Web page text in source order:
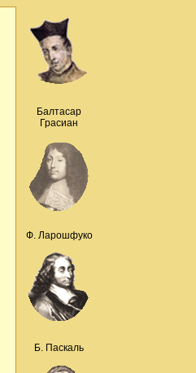
Балтасар
Грасиан
Ф. Ларошфуко
Б. Паскаль